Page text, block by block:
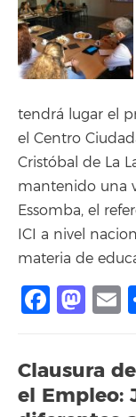
tendrá lugar el
el Centro
Cristóbal de La
mantenido una
Essomba, el
ICI a nivel
materia de
Clausura
el Empleo: